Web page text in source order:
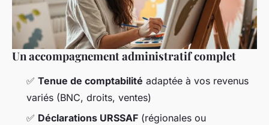
Un accompagnement administratif complet
✅ Tenue de comptabilité adaptée à vos revenus
variés (BNC, droits, ventes)
✅ Déclarations URSSAF (régionales ou